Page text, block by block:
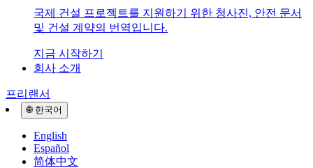
국제 건설 프로젝트를 지원하기 위한 청사진, 안전 문서
및 건설 계약의 번역입니다.
지금 시작하기
회사 소개
프리랜서
🌐 한국어
English
Español
简体中文